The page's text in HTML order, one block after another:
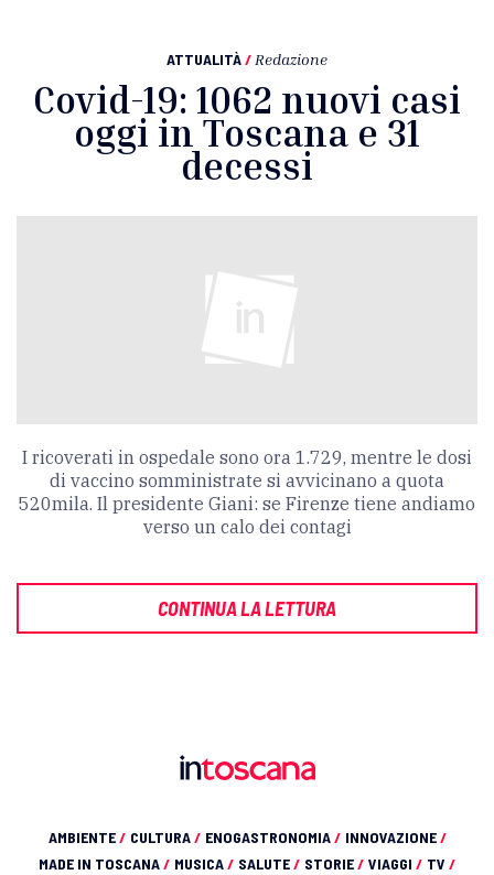
ATTUALITÀ/ Redazione
Covid-19: 1062 nuovi casi
oggi in Toscana e 31
decessi
I ricoverati in ospedale sono ora 1.729, mentre le dosi
di vaccino somministrate si avvicinano a quota
520mila. Il presidente Giani: se Firenze tiene andiamo
verso un calo dei contagi
CONTINUA LA LETTURA
AMBIENTE/ CULTURA/ ENOGASTRONOMIA/ INNOVAZIONE/
MADE IN TOSCANA/ MUSICA/ SALUTE/ STORIE/ VIAGGI / TV /